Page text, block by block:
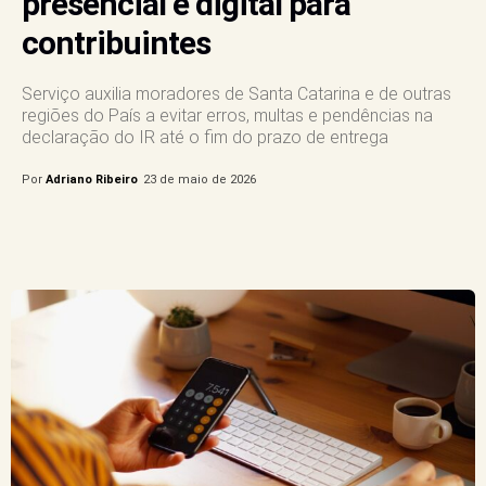
contribuintes
Serviço auxilia moradores de Santa Catarina e de outras
regiões do País a evitar erros, multas e pendências na
declaração do IR até o fim do prazo de entrega
Por Adriano Ribeiro 23 de maio de 2026